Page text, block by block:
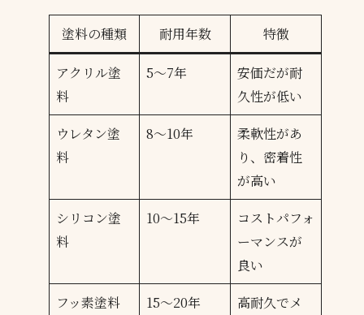
塗料の種類 耐用年数 特徴
アクリル塗
料
5～7年
安価だが耐
久性が低い
ウレタン塗
料
8～10年
柔軟性があ
り、密着性
が高い
シリコン塗
料
10～15年
コストパフォ
ーマンスが
良い
フッ素塗料
15～20年
高耐久でメ